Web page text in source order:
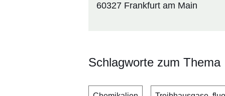
60327 Frankfurt am Main
Schlagworte zum Thema